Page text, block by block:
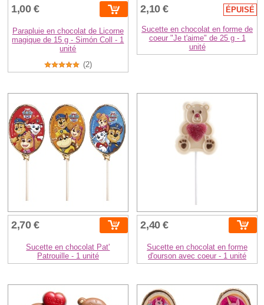
1,00 €
Parapluie en chocolat de Licorne
magique de 15 g - Simón Coll - 1
unité
(2)
2,10 € ÉPUISÉ
Sucette en chocolat en forme de
coeur "Je t'aime" de 25 g - 1
unité
2,70 €
Sucette en chocolat Pat'
Patrouille - 1 unité
2,40 €
Sucette en chocolat en forme
d'ourson avec coeur - 1 unité